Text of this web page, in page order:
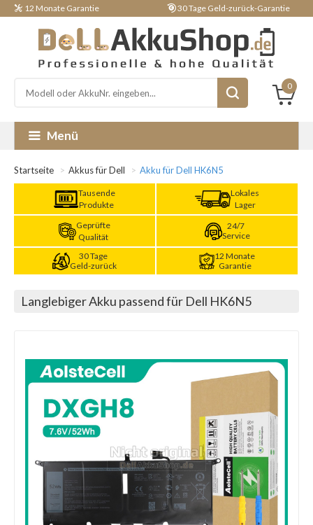
12 Monate Garantie 30 Tage Geld-zurück-Garantie
0
Menü
Startseite Akkus für Dell Akku für Dell HK6N5
Tausende
Produkte
Lokales
Lager
Geprüfte
Qualität
24/7
Service
30 Tage
Geld-zurück
12 Monate
Garantie
Langlebiger Akku passend für Dell HK6N5